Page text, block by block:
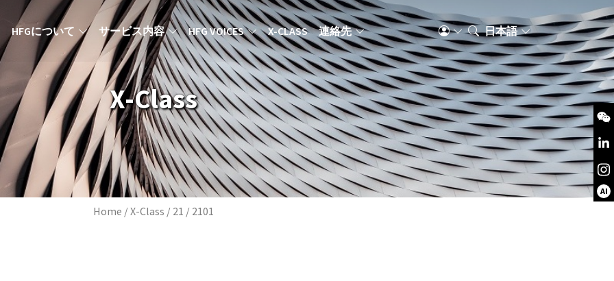
MAIN NAVIGATION JA
HFGについて サービス内容 HFG VOICES X-CLASS 連絡先 日本語
X-Class
Breadcrumb
Home X-Class 21 2101
AI